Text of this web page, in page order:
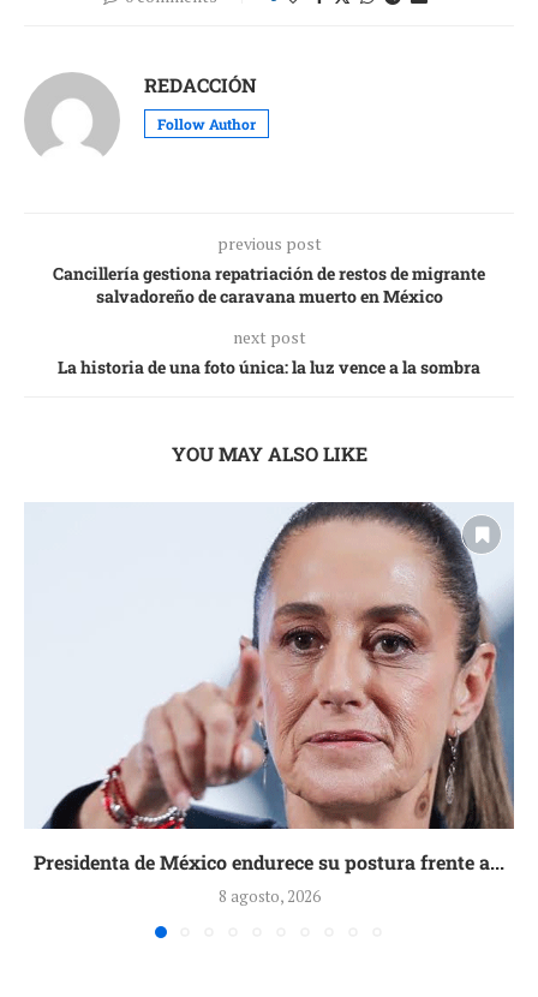
REDACCIÓN
Follow Author
previous post
Cancillería gestiona repatriación de restos de migrante
salvadoreño de caravana muerto en México
next post
La historia de una foto única: la luz vence a la sombra
YOU MAY ALSO LIKE
Presidenta de México endurece su postura frente a...
8 agosto, 2026